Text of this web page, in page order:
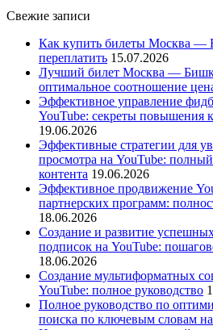
Свежие записи
Как купить билеты Москва —
переплатить 15.07.2026
Лучший билет Москва —
оптимальное соотношение
Эффективное управление
YouTube: секреты повышения
19.06.2026
Эффективные стратегии для
просмотра на YouTube: полный
контента 19.06.2026
Эффективное продвижение
партнерских программ:
18.06.2026
Создание и развитие
подписок на YouTube:
18.06.2026
Создание мультиформатных
YouTube: полное руководство
Полное руководство по
поиска по ключевым словам